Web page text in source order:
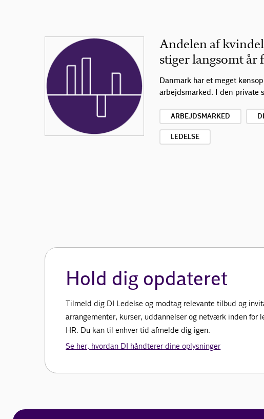
Andelen af
stiger langsomt år
Danmark har et meget
arbejdsmarked. I den private
ARBEJDSMARKED
LEDELSE
Hold dig opdateret
Tilmeld dig DI Ledelse og modtag relevante tilbud og
arrangementer, kurser, uddannelser og netværk inden for
HR. Du kan til enhver tid afmelde dig igen.
Se her, hvordan DI håndterer dine oplysninger